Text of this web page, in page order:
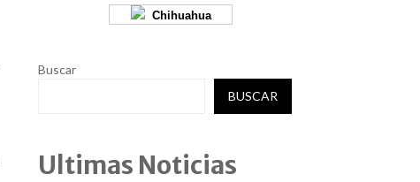
Chihuahua
Buscar
BUSCAR
Ultimas Noticias